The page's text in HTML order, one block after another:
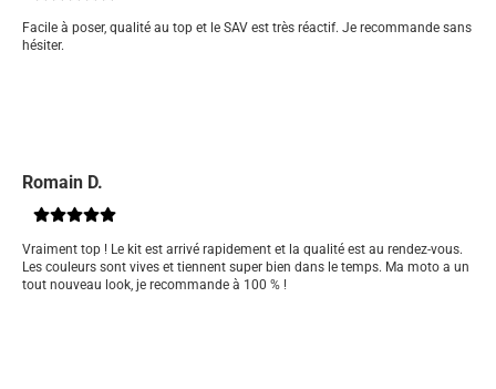
Facile à poser, qualité au top et le SAV est très réactif. Je recommande sans
hésiter.
Romain D.
Vraiment top ! Le kit est arrivé rapidement et la qualité est au rendez-vous.
Les couleurs sont vives et tiennent super bien dans le temps. Ma moto a un
tout nouveau look, je recommande à 100 % !